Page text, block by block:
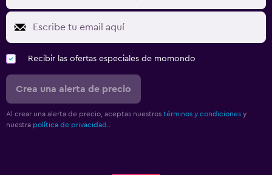
Recibir las ofertas especiales de momondo
Crea una alerta de precio
Al crear una alerta de precio, aceptas nuestros términos y condiciones y
nuestra política de privacidad.